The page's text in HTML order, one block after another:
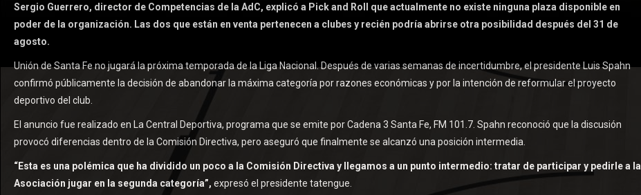
Sergio Guerrero, director de Competencias de la AdC, explicó a Pick and Roll que actualmente no existe ninguna plaza disponible en
poder de la organización. Las dos que están en venta pertenecen a clubes y recién podría abrirse otra posibilidad después del 31 de
agosto.
Unión de Santa Fe no jugará la próxima temporada de la Liga Nacional. Después de varias semanas de incertidumbre, el presidente Luis Spahn
confirmó públicamente la decisión de abandonar la máxima categoría por razones económicas y por la intención de reformular el proyecto
deportivo del club.
El anuncio fue realizado en La Central Deportiva, programa que se emite por Cadena 3 Santa Fe, FM 101.7. Spahn reconoció que la discusión
provocó diferencias dentro de la Comisión Directiva, pero aseguró que finalmente se alcanzó una posición intermedia.
“Esta es una polémica que ha dividido un poco a la Comisión Directiva y llegamos a un punto intermedio: tratar de participar y pedirle a la
Asociación jugar en la segunda categoría”, expresó el presidente tatengue.